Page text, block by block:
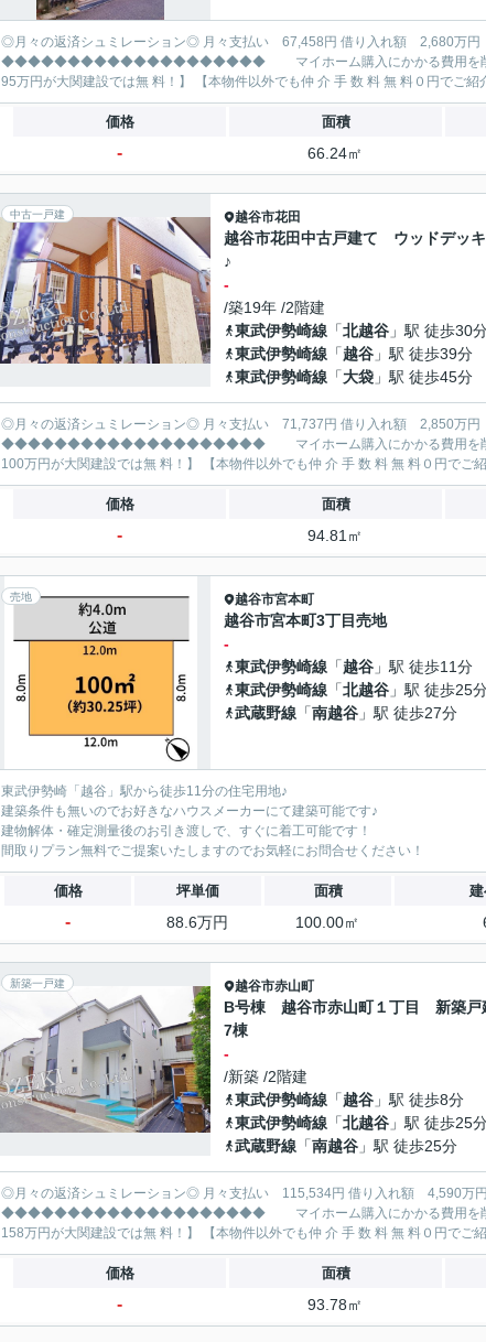
◎月々の返済シュミレーション◎ 月々支払い 67,458円 借り入れ額 2,680万円 変動金利35年 ボーナス払い無し
◆◆◆◆◆◆◆◆◆◆◆◆◆◆◆◆◆◆◆◆ マイホーム購入にかかる費用を削減!! 大関建設で賢くお得にマイホーム購入♪ 【仲 介 手 数 料
価格 面積
- 66.24㎡
中古一戸建 越谷市花田
越谷市花田中古戸建て ウッドデッ
♪
-
/築19年 /2階建
東武伊勢崎線 「北越谷 」駅 徒歩30
東武伊勢崎線 「越谷 」駅 徒歩39分
東武伊勢崎線 「大袋 」駅 徒歩45分
◎月々の返済シュミレーション◎ 月々支払い 71,737円 借り入れ額 2,850万円 変動金利35年 ボーナス払い無し
◆◆◆◆◆◆◆◆◆◆◆◆◆◆◆◆◆◆◆◆ マイホーム購入にかかる費用を削減!! 大関建設で賢くお得にマイホーム購入♪ 【仲 介 手 数 料
価格 面積
- 94.81㎡
売地 越谷市宮本町
越谷市宮本町3丁目売地
-
東武伊勢崎線 「越谷 」駅 徒歩11分
東武伊勢崎線 「北越谷 」駅 徒歩25
武蔵野線 「南越谷 」駅 徒歩27分
東武伊勢崎「越谷」駅から徒歩11分の住宅用地♪
建築条件も無いのでお好きなハウスメーカーにて建築可能です♪
建物解体・確定測量後のお引き渡しで、すぐに着工可能です！
間取りプラン無料でご提案いたしますのでお気軽にお問合せください！
価格 坪単価 面積
- 88.6万円 100.00㎡
新築一戸建 越谷市赤山町
B号棟 越谷市赤山町１丁目 新築
7棟
-
/新築 /2階建
東武伊勢崎線 「越谷 」駅 徒歩8分
東武伊勢崎線 「北越谷 」駅 徒歩25
武蔵野線 「南越谷 」駅 徒歩25分
◎月々の返済シュミレーション◎ 月々支払い 115,534円 借り入れ額 4,590万円 変動金利35年 ボーナス払い無し
◆◆◆◆◆◆◆◆◆◆◆◆◆◆◆◆◆◆◆◆ マイホーム購入にかかる費用を削減!! 大関建設で賢くお得にマイホーム購入♪ 【仲 介 手 数 料
価格 面積
- 93.78㎡